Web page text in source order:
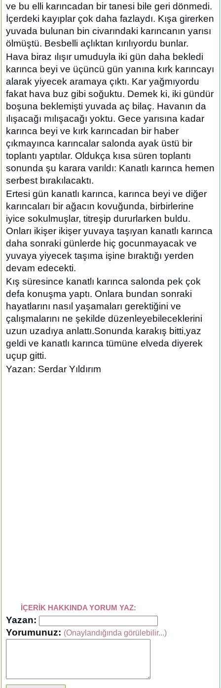
ve bu elli karıncadan bir tanesi bile geri dönmedi.
İçerdeki kayıplar çok daha fazlaydı. Kışa girerken
yuvada bulunan bin civarındaki karıncanın yarısı
ölmüştü. Besbelli açlıktan kırılıyordu bunlar.
Hava biraz ılışır umuduyla iki gün daha bekledi
karınca beyi ve üçüncü gün yanına kırk karıncayı
alarak yiyecek aramaya çıktı. Kar yağmıyordu
fakat hava buz gibi soğuktu. Demek ki, iki gündür
boşuna beklemişti yuvada aç bilaç. Havanın da
ılışacağı mılışacağı yoktu. Gece yarısına kadar
karınca beyi ve kırk karıncadan bir haber
çıkmayınca karıncalar salonda ayak üstü bir
toplantı yaptılar. Oldukça kısa süren toplantı
sonunda şu karara varıldı: Kanatlı karınca hemen
serbest bırakılacaktı.
Ertesi gün kanatlı karınca, karınca beyi ve diğer
karıncaları bir ağacın kovuğunda, birbirlerine
iyice sokulmuşlar, titreşip dururlarken buldu.
Onları ikişer ikişer yuvaya taşıyan kanatlı karınca
daha sonraki günlerde hiç gocunmayacak ve
yuvaya yiyecek taşıma işine bıraktığı yerden
devam edecekti.
Kış süresince kanatlı karınca salonda pek çok
defa konuşma yaptı. Onlara bundan sonraki
hayatlarını nasıl yaşamaları gerektiğini ve
çalışmalarını ne şekilde düzenleyebileceklerini
uzun uzadıya anlattı.Sonunda karakış bitti,yaz
geldi ve kanatlı karınca tümüne elveda diyerek
uçup gitti.
Yazan: Serdar Yıldırım
İÇERİK HAKKINDA YORUM YAZ:
Yazan:
Yorumunuz: (Onaylandığında görülebilir...)